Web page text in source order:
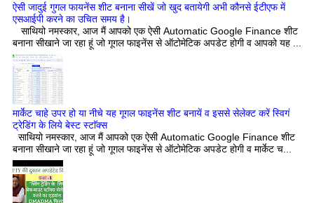
ऐसी जादुई गुगल फायनेंस शीट बनाना सीखें जो खुद बतायेगी अभी कौनसे ईटीएफ में
एसआईपी करने का उचित समय है।
साथियो नमस्कार, आज मैं आपको एक ऐसी Automatic Google Finance शीट
बनाना सीखाने जा रहा हूं जो गूगल फाइनेंस से ऑटोमेटिक अपडेट होगी व आपको यह ...
मार्केट चाहे उपर हो या नीचे यह गूगल फाइनेंस शीट बनायें व इससे सेलेक्ट करें स्विगं
ट्रेडिंग के लिये बेस्ट स्टाॅक्स
साथियो नमस्कार, आज मैं आपको एक ऐसी Automatic Google Finance शीट
बनाना सीखाने जा रहा हूं जो गूगल फाइनेंस से ऑटोमेटिक अपडेट होगी व मार्केट च...